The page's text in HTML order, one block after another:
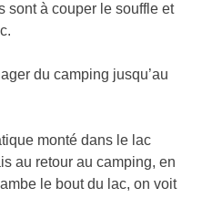
sont à couper le souffle et
du camping jusqu’au
monté dans le lac
au retour au camping, en
le bout du lac, on voit